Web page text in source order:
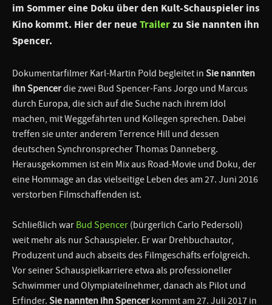
im Sommer eine Doku über den Kult-Schauspieler ins
Kino kommt. Hier der neueTrailerzu Sie nannten ihn
Spencer.
Dokumentarfilmer Karl-Martin Pold begleitet in Sie nannten
ihn Spencerdie zwei Bud Spencer-Fans Jorgo und Marcus
durch Europa, die sich auf die Suche nach ihrem Idol
machen, mit Weggefährten und Kollegen sprechen. Dabei
treffen sie unter anderem Terrence Hill und dessen
deutschen Synchronsprecher Thomas Danneberg.
Herausgekommen ist ein Mix aus Road-Movie und Doku, der
eine Hommage an das vielseitige Leben des am 27. Juni 2016
verstorben Filmschaffenden ist.
Schließlich war Bud Spencer (bürgerlich Carlo Pedersoli)
weit mehr als nur Schauspieler. Er war Drehbuchautor,
Produzent und auch abseits des Filmgeschäfts erfolgreich.
Vor seiner Schauspielkarriere etwa als professioneller
Schwimmer und Olympiateilnehmer, danach als Pilot und
Erfinder. Sie nannten ihn Spencerkommt am 27. Juli 2017 in